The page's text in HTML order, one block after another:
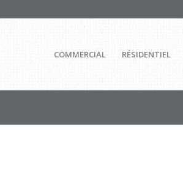
COMMERCIAL RÉSIDENTIEL